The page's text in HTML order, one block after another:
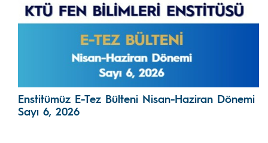
Enstitümüz E-Tez Bülteni Nisan-Haziran Dönemi
Sayı 6, 2026